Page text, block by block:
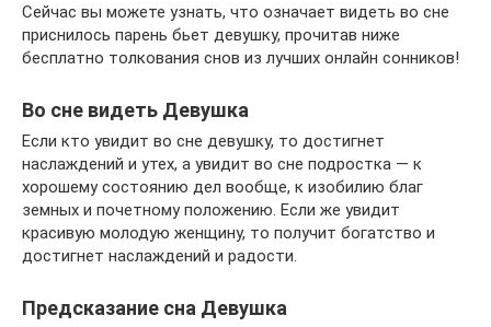
Сейчас вы можете узнать, что означает видеть во сне
приснилось парень бьет девушку, прочитав ниже
бесплатно толкования снов из лучших онлайн сонников!
Во сне видеть Девушка
Если кто увидит во сне девушку, то достигнет
наслаждений и утех, а увидит во сне подростка — к
хорошему состоянию дел вообще, к изобилию благ
земных и почетному положению. Если же увидит
красивую молодую женщину, то получит богатство и
достигнет наслаждений и радости.
Предсказание сна Девушка